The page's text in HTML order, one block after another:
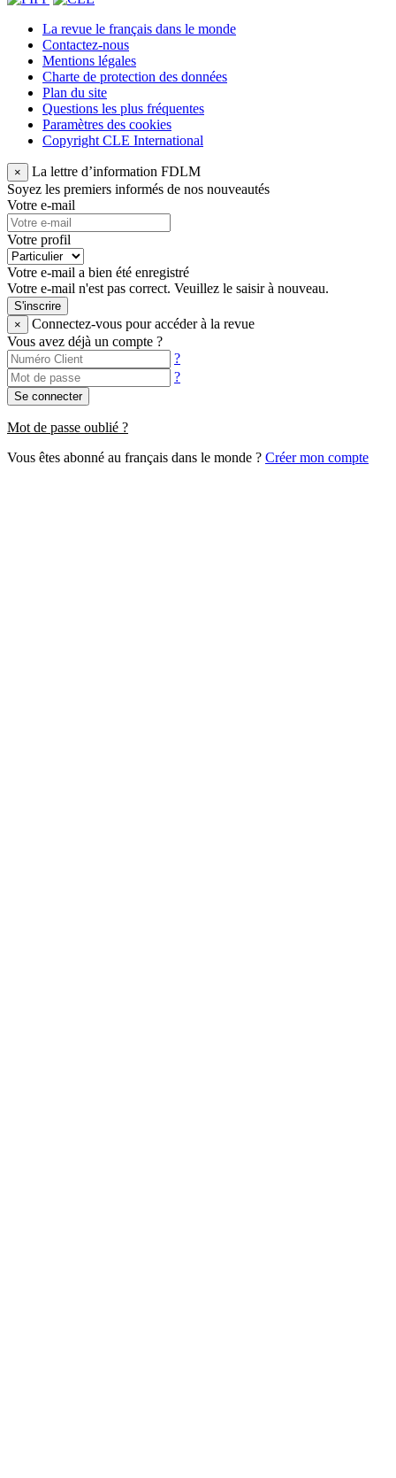
La revue le français dans le monde
Contactez-nous
Mentions légales
Charte de protection des données
Plan du site
Questions les plus fréquentes
Paramètres des cookies
Copyright CLE International
×
La lettre d’information FDLM
Soyez les premiers informés de nos nouveautés
Votre e-mail
Votre profil
Votre e-mail a bien été enregistré
Votre e-mail n'est pas correct. Veuillez le saisir à nouveau.
S'inscrire
×
Connectez-vous pour accéder à la revue
Vous avez déjà un compte ?
?
?
Se connecter
Mot de passe oublié ?
Vous êtes abonné au français dans le monde ? Créer mon compte